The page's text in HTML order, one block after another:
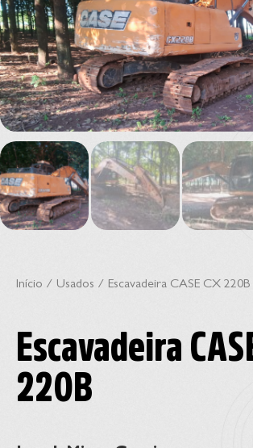
Início / Usados / Escavadeira CASE CX 220B
Escavadeira
220B